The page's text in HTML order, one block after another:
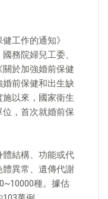
工作的通知》
務院婦兒工委、
於加強婚前保健
前保健和出生缺
以來，國家衛生
，首次就婚前保
結構、功能或代
異常、遺傳代謝
種。據估